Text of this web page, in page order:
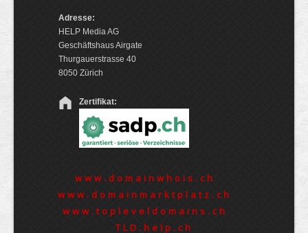
Adresse:
HELP Media AG
Geschäftshaus Airgate
Thurgauerstrasse 40
8050 Zürich
Zertifikat:
www.domainwhois.ch
www.domainmarktplatz.ch
www.topleveldomains.ch
TLD.help.ch